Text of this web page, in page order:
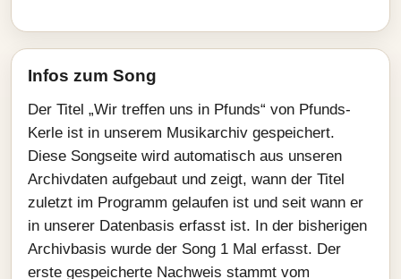
Infos zum Song
Der Titel „Wir treffen uns in Pfunds“ von Pfunds-
Kerle ist in unserem Musikarchiv gespeichert.
Diese Songseite wird automatisch aus unseren
Archivdaten aufgebaut und zeigt, wann der Titel
zuletzt im Programm gelaufen ist und seit wann er
in unserer Datenbasis erfasst ist. In der bisherigen
Archivbasis wurde der Song 1 Mal erfasst. Der
erste gespeicherte Nachweis stammt vom